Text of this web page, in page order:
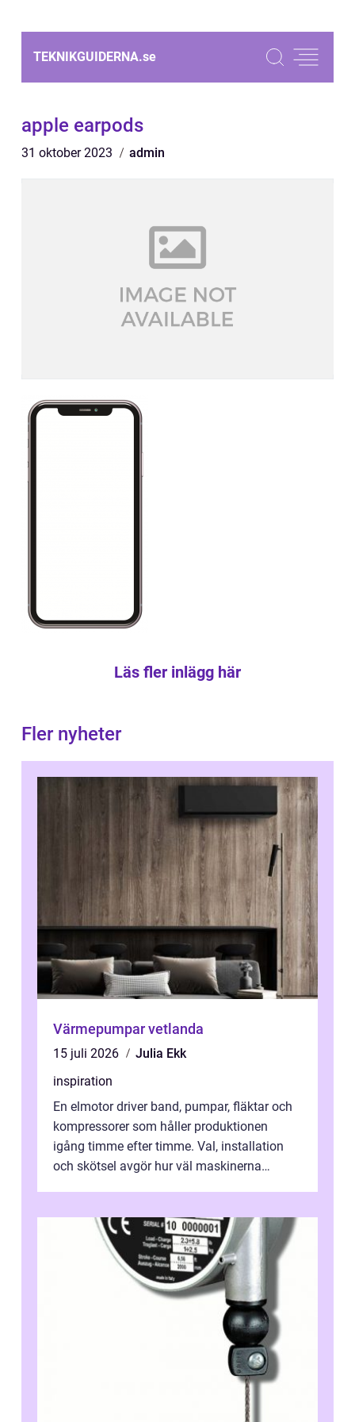
TEKNIKGUIDERNA.se
apple earpods
31 oktober 2023 admin
Läs fler inlägg här
Fler nyheter
Värmepumpar vetlanda
15 juli 2026
Julia Ekk
inspiration
En elmotor driver band, pumpar, fläktar och
kompressorer som håller produktionen
igång timme efter timme. Val, installation
och skötsel avgör hur väl maskinerna